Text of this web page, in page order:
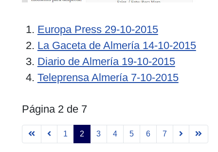
Europa Press 29-10-2015
La Gaceta de Almería 14-10-2015
Diario de Almería 19-10-2015
Teleprensa Almería 7-10-2015
Página 2 de 7
1 2 3 4 5 6 7